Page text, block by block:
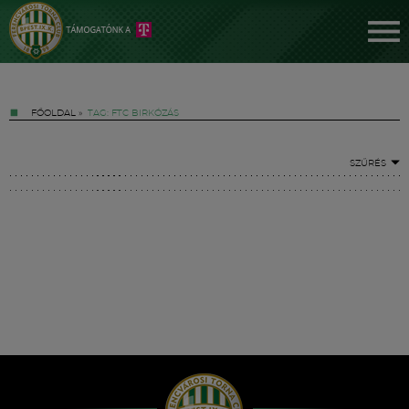
FŐOLDAL » TAG: FTC BIRKÓZÁS
SZŰRÉS
Hírek